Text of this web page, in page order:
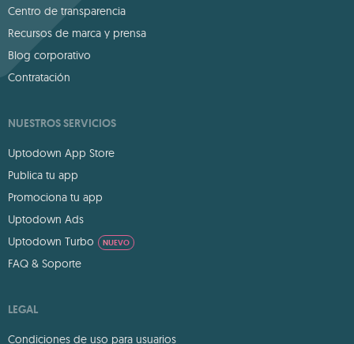
Centro de transparencia
Recursos de marca y prensa
Blog corporativo
Contratación
NUESTROS SERVICIOS
Uptodown App Store
Publica tu app
Promociona tu app
Uptodown Ads
Uptodown Turbo
NUEVO
FAQ & Soporte
LEGAL
Condiciones de uso para usuarios